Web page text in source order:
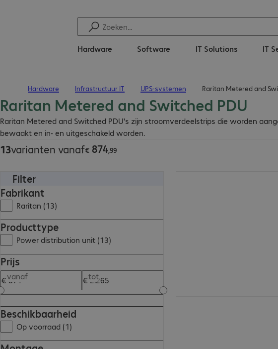
Hardware Software IT Solutions IT
Hardware Infrastructuur IT UPS-systemen Raritan Metered and
Raritan Metered and Switched PDU
Raritan Metered and Switched PDU's zijn stroomverdeelstrips die worden
bewaakt en in- en uitgeschakeld worden.
13varianten vanaf€ 874,99
€ 874,99
Filter
Fabrikant
Raritan (13)
Producttype
Power distribution unit (13)
Prijs
vanaf tot
Beschikbaarheid
Op voorraad (1)